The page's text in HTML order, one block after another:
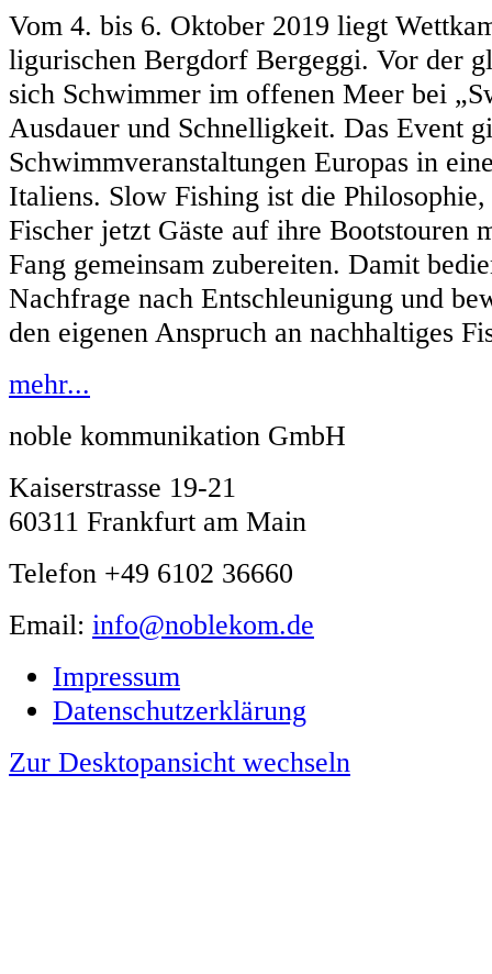
Vom 4. bis 6. Oktober 2019 liegt
ligurischen Bergdorf Bergeggi. Vor der
sich Schwimmer im offenen Meer bei
Ausdauer und Schnelligkeit. Das Event
Schwimmveranstaltungen Europas in
Italiens. Slow Fishing ist die
Fischer jetzt Gäste auf ihre Bootstouren
Fang gemeinsam zubereiten. Damit
Nachfrage nach Entschleunigung und
den eigenen Anspruch an nachhaltiges
mehr...
noble kommunikation GmbH
Kaiserstrasse 19-21
60311 Frankfurt am Main
Telefon +49 6102 36660
Email: info@noblekom.de
Impressum
Datenschutzerklärung
Zur Desktopansicht wechseln